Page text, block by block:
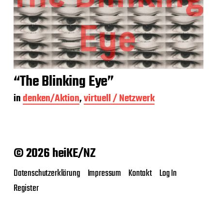
“The Blinking Eye”
indenken/Aktion,virtuell / Netzwerk
© 2026 heiKE/NZ
Datenschutzerklärung Impressum Kontakt Log In
Register